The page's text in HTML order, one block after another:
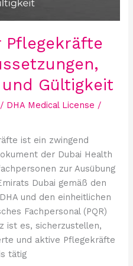
Pflegekräfte
Gültigkeit
/ DHA Medical License /
ist ein zwingend
der Dubai Health
zur Ausübung
Dubai gemäß den
und den einheitlichen
Fachpersonal (PQR)
ist es, sicherzustellen,
und aktive Pflegekräfte
tätig